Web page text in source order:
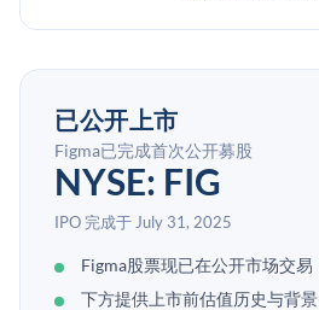
已公开上市
Figma已完成首次公开募股
NYSE: FIG
IPO 完成于 July 31, 2025
Figma股票现已在公开市场交易
下方提供上市前估值历史与背景